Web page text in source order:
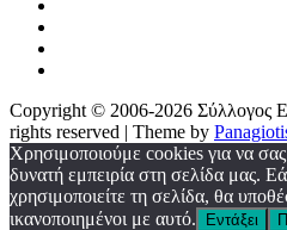
Copyright © 2006-2026 Σύλλογος
rights reserved | Theme by
Χρησιμοποιούμε cookies για να
δυνατή εμπειρία στη σελίδα μας.
χρησιμοποιείτε τη σελίδα, θα
ικανοποιημένοι με αυτό.
Εντάξει